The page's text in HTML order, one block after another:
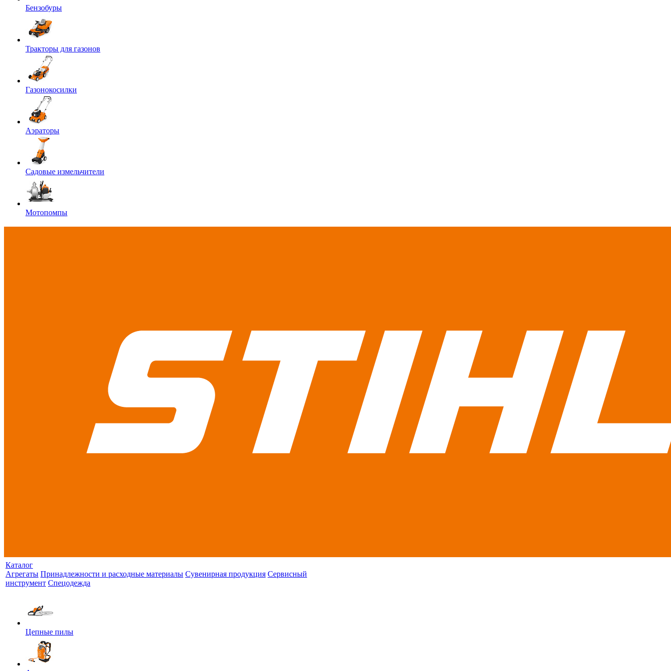
Бензобуры
Тракторы для газонов
Газонокосилки
Аэраторы
Садовые измельчители
Мотопомпы
Каталог
Агрегаты Принадлежности и расходные материалы Сувенирная продукция Сервисный
инструмент Спецодежда
Цепные пилы